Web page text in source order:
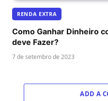
RENDA EXTRA
Como Ganhar Dinheiro
deve Fazer?
7 de setembro de 2023
ADD A